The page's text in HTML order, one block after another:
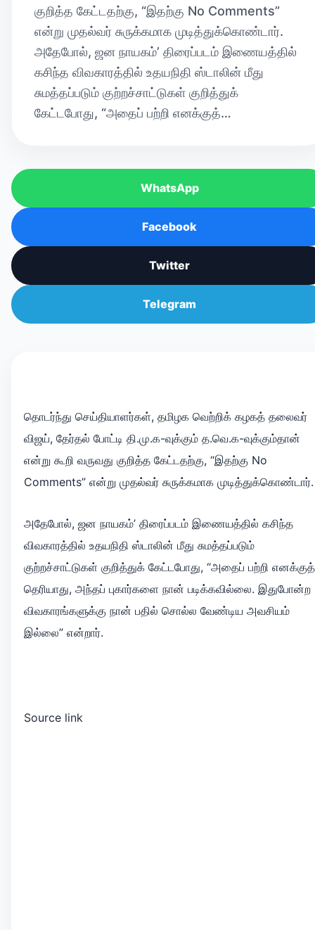
குறித்த கேட்டதற்கு, “இதற்கு No Comments”
என்று முதல்வர் சுருக்கமாக முடித்துக்கொண்டார்.
அதேபோல், ஜன நாயகம்’ திரைப்படம் இணையத்தில்
கசிந்த விவகாரத்தில் உதயநிதி ஸ்டாலின் மீது
சுமத்தப்படும் குற்றச்சாட்டுகள் குறித்துக்
கேட்டபோது, “அதைப் பற்றி எனக்குத்…
WhatsApp
Facebook
Twitter
Telegram
தொடர்ந்து செய்தியாளர்கள், தமிழக வெற்றிக் கழகத் தலைவர்
விஜய், தேர்தல் போட்டி தி.மு.க-வுக்கும் த.வெ.க-வுக்கும்தான்
என்று கூறி வருவது குறித்த கேட்டதற்கு, “இதற்கு No
Comments” என்று முதல்வர் சுருக்கமாக முடித்துக்கொண்டார்.
அதேபோல், ஜன நாயகம்’ திரைப்படம் இணையத்தில் கசிந்த
விவகாரத்தில் உதயநிதி ஸ்டாலின் மீது சுமத்தப்படும்
குற்றச்சாட்டுகள் குறித்துக் கேட்டபோது, “அதைப் பற்றி எனக்குத்
தெரியாது, அந்தப் புகார்களை நான் படிக்கவில்லை. இதுபோன்ற
விவகாரங்களுக்கு நான் பதில் சொல்ல வேண்டிய அவசியம்
இல்லை” என்றார்.
Source link